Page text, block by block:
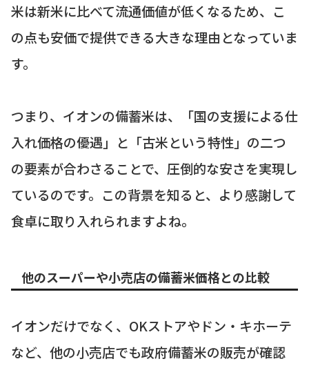
米は新米に比べて流通価値が低くなるため、こ
の点も安価で提供できる大きな理由となっていま
す。
つまり、イオンの備蓄米は、「国の支援による仕
入れ価格の優遇」と「古米という特性」の二つ
の要素が合わさることで、圧倒的な安さを実現し
ているのです。この背景を知ると、より感謝して
食卓に取り入れられますよね。
他のスーパーや小売店の備蓄米価格との比較
イオンだけでなく、OKストアやドン・キホーテ
など、他の小売店でも政府備蓄米の販売が確認